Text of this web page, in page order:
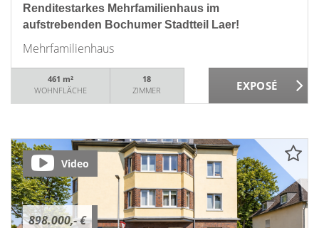
Renditestarkes Mehrfamilienhaus im
aufstrebenden Bochumer Stadtteil Laer!
Mehrfamilienhaus
461 m²
WOHNFLÄCHE
18
ZIMMER
898.000,- €
Video